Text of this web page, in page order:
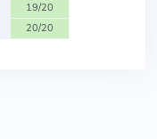
19/20
20/20